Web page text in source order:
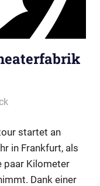
startet an
in Frankfurt, als
paar Kilometer
Dank einer